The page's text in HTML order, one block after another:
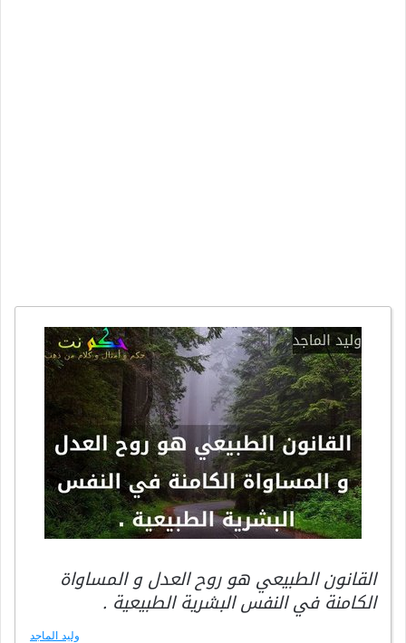
القانون الطبيعي هو روح العدل و المساواة
الكامنة في النفس البشرية الطبيعية .
وليد الماجد